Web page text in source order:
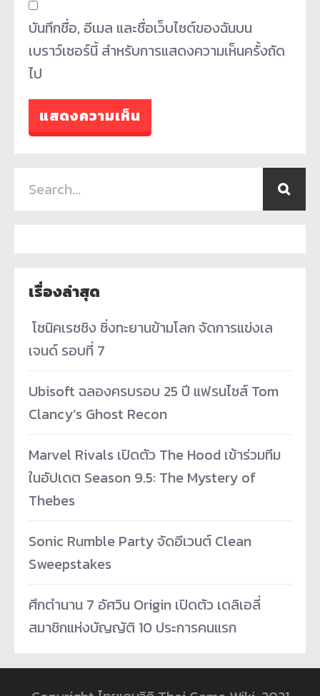
บันทึกชื่อ, อีเมล และชื่อเว็บไซต์ของฉันบน
เบราว์เซอร์นี้ สำหรับการแสดงความเห็นครั้งถัด
ไป
เรื่องล่าสุด
­ โซนิคเรซซิง ซิ่งทะยานข้ามโลก จัดการแข่งเล
เจนด์ รอบที่ 7
Ubisoft ฉลองครบรอบ 25 ปี แฟรนไชส์ Tom
Clancy’s Ghost Recon
Marvel Rivals เปิดตัว The Hood เข้าร่วมทีม
ในอัปเดต Season 9.5: The Mystery of
Thebes
Sonic Rumble Party จัดอีเวนต์ Clean
Sweepstakes
ศึกตำนาน 7 อัศวิน Origin เปิดตัว เดลิเอลี่
สมาชิกแห่งบัญญัติ 10 ประการคนแรก